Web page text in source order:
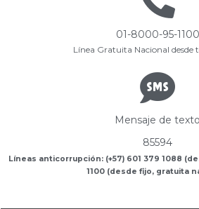
01-8000-95-1100
Línea Gratuita Nacional desde
Mensaje de texto
85594
Líneas anticorrupción: (+57) 601 379 1088
1100 (desde fijo, gratuita